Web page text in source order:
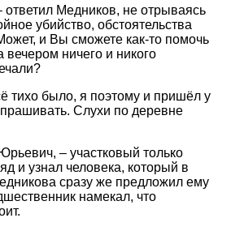
Медников, не отрываясь
убийство, обстоятельства
и Вы сможете как-то помочь
ничего и никого
тихо было, я поэтому и пришёл у
Слухи по деревне
– участковый только
и узнал человека, который в
сразу же предложил ему
намекал, что